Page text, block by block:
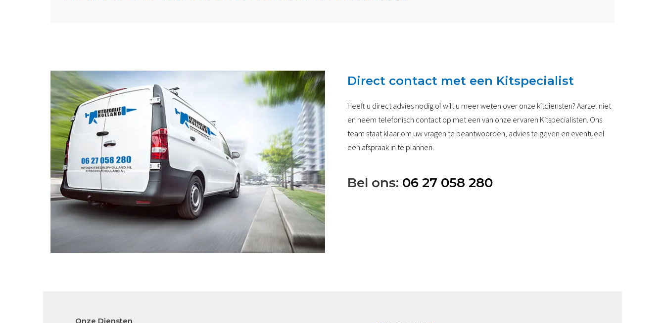
Direct contact met een Kitspecialist
Heeft u direct advies nodig of wilt u meer weten over onze kitdiensten? Aarzel niet
en neem telefonisch contact op met een van onze ervaren Kitspecialisten. Ons
team staat klaar om uw vragen te beantwoorden, advies te geven en eventueel
een afspraak in te plannen.
Bel ons: 06 27 058 280
Onze Diensten